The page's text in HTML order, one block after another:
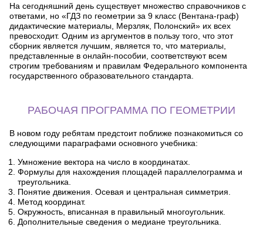
На сегодняшний день существует множество справочников с
ответами, но «ГДЗ по геометрии за 9 класс (Вентана-граф)
дидактические материалы, Мерзляк, Полонский» их всех
превосходит. Одним из аргументов в пользу того, что этот
сборник является лучшим, является то, что материалы,
представленные в онлайн-пособии, соответствуют всем
строгим требованиям и правилам Федерального компонента
государственного образовательного стандарта.
РАБОЧАЯ ПРОГРАММА ПО ГЕОМЕТРИИ
В новом году ребятам предстоит поближе познакомиться со
следующими параграфами основного учебника:
Умножение вектора на число в координатах.
Формулы для нахождения площадей параллелограмма и
треугольника.
Понятие движения. Осевая и центральная симметрия.
Метод координат.
Окружность, вписанная в правильный многоугольник.
Дополнительные сведения о медиане треугольника.